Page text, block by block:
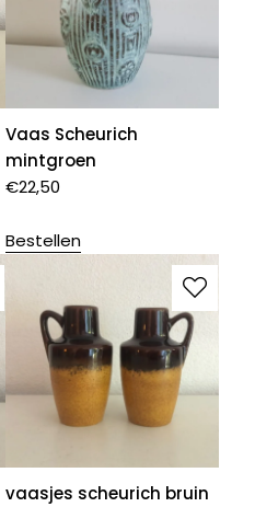
Vaas Scheurich
mintgroen
€22,50
Bestellen
vaasjes scheurich bruin